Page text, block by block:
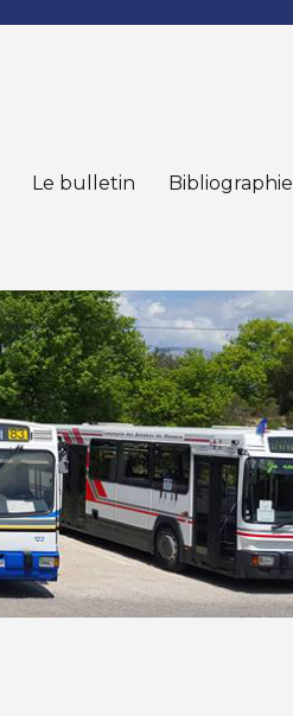
Le bulletin Bibliographie